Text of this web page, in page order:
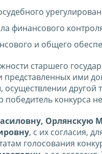
финансового
и общего
старшего
представленных ими
другой
конкурса
Орлянскую
, с их согласия,
голосования